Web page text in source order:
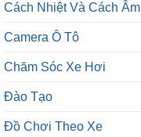
Cách Nhiệt Và Cách Âm
Camera Ô Tô
Chăm Sóc Xe Hơi
Đào Tạo
Đồ Chơi Theo Xe